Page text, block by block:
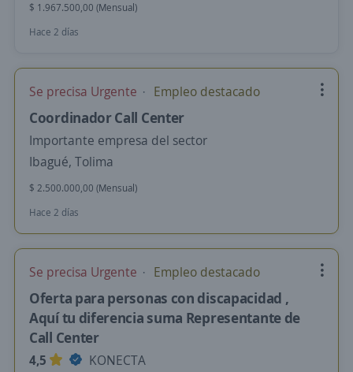
$ 1.967.500,00 (Mensual)
Hace 2 días
Se precisa Urgente Empleo destacado
Coordinador Call Center
Importante empresa del sector
Ibagué, Tolima
$ 2.500.000,00 (Mensual)
Hace 2 días
Se precisa Urgente Empleo destacado
Oferta para personas con discapacidad ,
Aquí tu diferencia suma Representante de
Call Center
4,5
KONECTA